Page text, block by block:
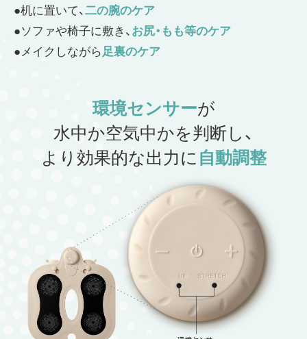
●机に置いて、二の腕のケア
●ソファや椅子に敷き、お尻・もも等のケア
●メイクしながら足裏のケア
環境センサーが
水中か空気中かを判断し、
より効果的な出力に自動調整